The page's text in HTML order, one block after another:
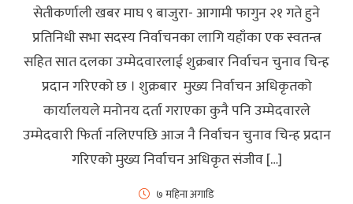
सेतीकर्णाली खबर माघ ९ बाजुरा- आगामी फागुन २१ गते हुने
प्रतिनिधी सभा सदस्य निर्वाचनका लागि यहाँका एक स्वतन्त्र
सहित सात दलका उम्मेदवारलाई शुक्रबार निर्वाचन चुनाव चिन्ह
प्रदान गरिएको छ । शुक्रबार मुख्य निर्वाचन अधिकृतको
कार्यालयले मनोनय दर्ता गराएका कुनै पनि उम्मेदवारले
उम्मेदवारी फिर्ता नलिएपछि आज नै निर्वाचन चुनाव चिन्ह प्रदान
गरिएको मुख्य निर्वाचन अधिकृत संजीव […]
७ महिना अगाडि